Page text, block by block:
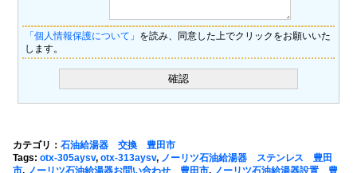
「個人情報保護について」 を読み、同意した上でクリックをお願いいた
します。
カテゴリ： 石油給湯器 交換 豊田市
Tags: otx-305aysv, otx-313aysv, ノーリツ石油給湯器 ステンレス 豊田